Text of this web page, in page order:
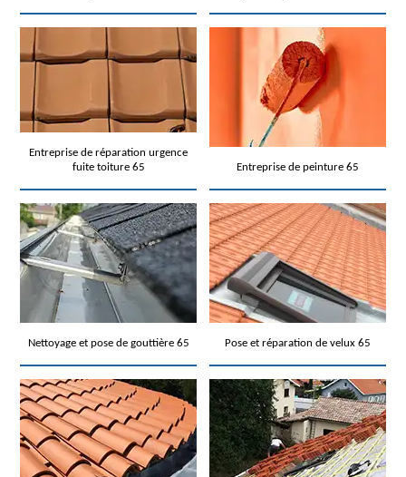
Entreprise de réparation urgence
fuite toiture 65
Entreprise de peinture 65
Nettoyage et pose de gouttière 65 Pose et réparation de velux 65